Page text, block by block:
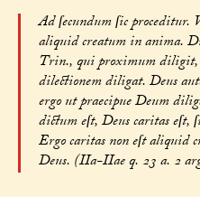
Ad ſecundum ſic
aliquid creatum in anima.
Trin., qui proximum diligit,
dilectionem diligat. Deus
ergo ut praecipue Deum
dictum eſt, Deus caritas eſt,
Ergo caritas non eſt aliquid
Deus. (IIa-IIae q. 23 a. 2